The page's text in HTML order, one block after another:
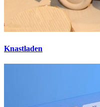
Knastladen